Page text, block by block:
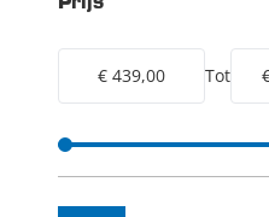
€ 439,00 Tot